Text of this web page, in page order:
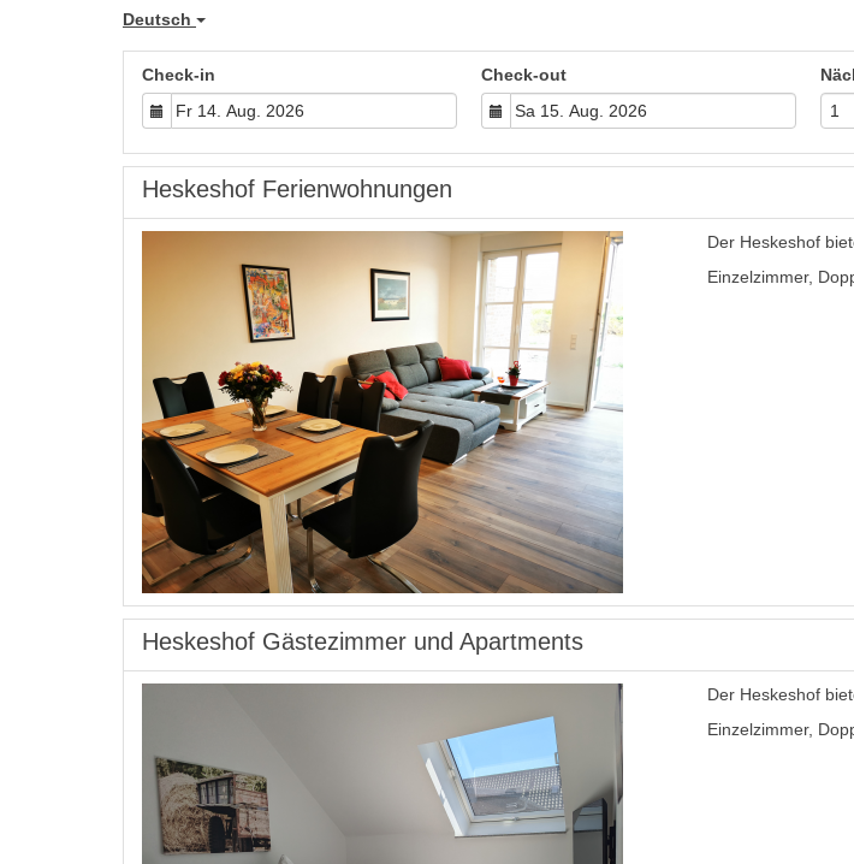
Deutsch
Check-in Check-out
Heskeshof Ferienwohnungen
Der Heskeshof
Einzelzimmer,
Heskeshof Gästezimmer und Apartments
Der Heskeshof
Einzelzimmer,